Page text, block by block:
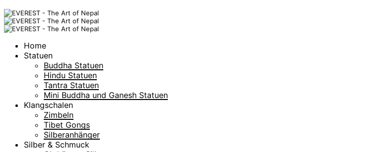
Home
Statuen
Buddha Statuen
Hindu Statuen
Tantra Statuen
Mini Buddha und Ganesh Statuen
Klangschalen
Zimbeln
Tibet Gongs
Silberanhänger
Silber & Schmuck